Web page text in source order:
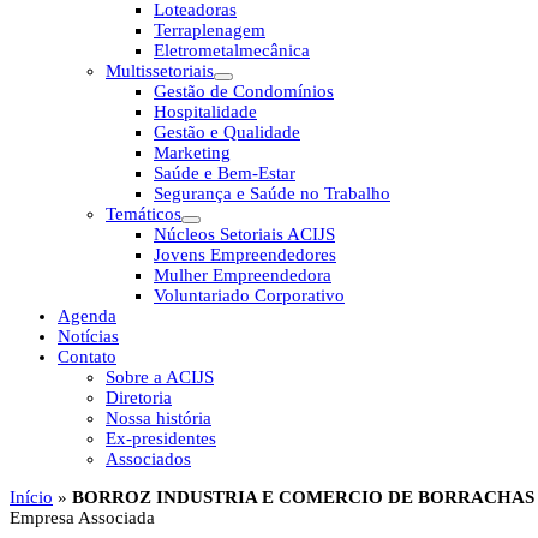
Loteadoras
Terraplenagem
Eletrometalmecânica
Multissetoriais
Gestão de Condomínios
Hospitalidade
Gestão e Qualidade
Marketing
Saúde e Bem-Estar
Segurança e Saúde no Trabalho
Temáticos
Núcleos Setoriais ACIJS
Jovens Empreendedores
Mulher Empreendedora
Voluntariado Corporativo
Agenda
Notícias
Contato
Sobre a ACIJS
Diretoria
Nossa história
Ex-presidentes
Associados
Início » BORROZ INDUSTRIA E COMERCIO DE
Empresa Associada